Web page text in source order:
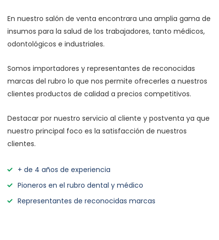
En nuestro salón de venta encontrara una amplia gama de
insumos para la salud de los trabajadores, tanto médicos,
odontológicos e industriales.
Somos importadores y representantes de reconocidas
marcas del rubro lo que nos permite ofrecerles a nuestros
clientes productos de calidad a precios competitivos.
Destacar por nuestro servicio al cliente y postventa ya que
nuestro principal foco es la satisfacción de nuestros
clientes.
+ de 4 años de experiencia
Pioneros en el rubro dental y médico
Representantes de reconocidas marcas